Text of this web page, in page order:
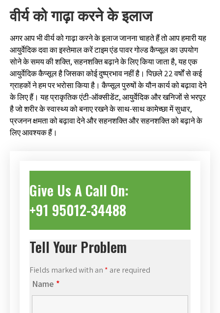
वीर्य को गाढ़ा करने के इलाज
अगर आप भी वीर्य को गाढ़ा करने के इलाज जानना चाहते हैं तो आप हमारी यह
आयुर्वेदिक दवा का इस्तेमाल करें टाइम एंड पावर गोल्ड कैप्सूल का उपयोग
सोने के समय की शक्ति, सहनशक्ति बढ़ाने के लिए किया जाता है, यह एक
आयुर्वेदिक कैप्सूल है जिसका कोई दुष्प्रभाव नहीं है। पिछले 22 वर्षों से कई
ग्राहकों ने हम पर भरोसा किया है। कैप्सूल पुरुषों के यौन कार्य को बढ़ावा देने
के लिए हैं। यह प्राकृतिक एंटी-ऑक्सीडेंट, आयुर्वेदिक और खनिजों से भरपूर
है जो शरीर के स्वास्थ्य को बनाए रखने के साथ-साथ कामेच्छा में सुधार,
प्रजनन क्षमता को बढ़ावा देने और सहनशक्ति और सहनशक्ति को बढ़ाने के
लिए आवश्यक हैं।
Give Us A Call On:
+91 95012-34488
Tell Your Problem
Fields marked with an * are required
Name *